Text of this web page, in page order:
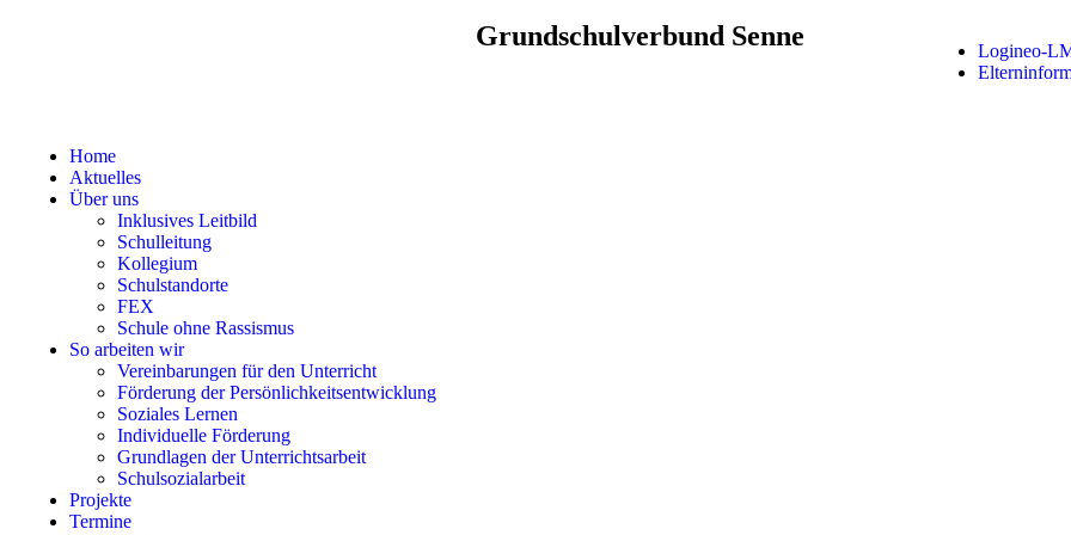
Grundschulverbund Senne
Logineo-
Home
Aktuelles
Über uns
Inklusives Leitbild
Schulleitung
Kollegium
Schulstandorte
FEX
Schule ohne Rassismus
So arbeiten wir
Vereinbarungen für den Unterricht
Förderung der Persönlichkeitsentwicklung
Soziales Lernen
Individuelle Förderung
Grundlagen der Unterrichtsarbeit
Schulsozialarbeit
Projekte
Termine